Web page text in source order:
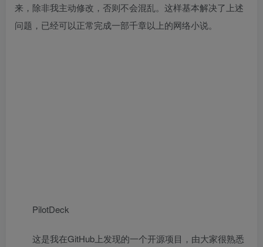
来，除非我主动修改，否则不会混乱。这样基本解决了上述
问题，已经可以正常完成一部千章以上的网络小说。
PilotDeck
这是我在GitHub上发现的一个开源项目，由大家很熟悉